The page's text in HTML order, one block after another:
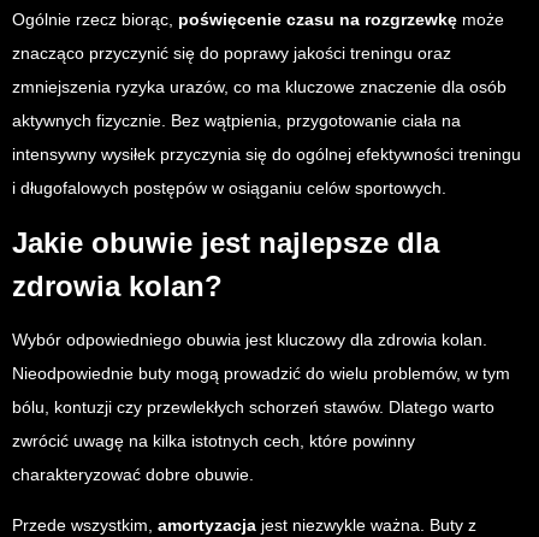
Ogólnie rzecz biorąc, poświęcenie czasu na rozgrzewkę może
znacząco przyczynić się do poprawy jakości treningu oraz
zmniejszenia ryzyka urazów, co ma kluczowe znaczenie dla osób
aktywnych fizycznie. Bez wątpienia, przygotowanie ciała na
intensywny wysiłek przyczynia się do ogólnej efektywności treningu
i długofalowych postępów w osiąganiu celów sportowych.
Jakie obuwie jest najlepsze dla
zdrowia kolan?
Wybór odpowiedniego obuwia jest kluczowy dla zdrowia kolan.
Nieodpowiednie buty mogą prowadzić do wielu problemów, w tym
bólu, kontuzji czy przewlekłych schorzeń stawów. Dlatego warto
zwrócić uwagę na kilka istotnych cech, które powinny
charakteryzować dobre obuwie.
Przede wszystkim, amortyzacja jest niezwykle ważna. Buty z